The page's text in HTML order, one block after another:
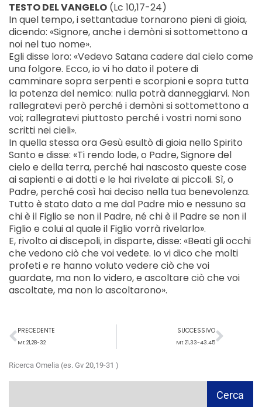
TESTO DEL VANGELO (Lc 10,17-24)
In quel tempo, i settantadue tornarono pieni di gioia,
dicendo: «Signore, anche i demòni si sottomettono a
noi nel tuo nome».
Egli disse loro: «Vedevo Satana cadere dal cielo come
una folgore. Ecco, io vi ho dato il potere di
camminare sopra serpenti e scorpioni e sopra tutta
la potenza del nemico: nulla potrà danneggiarvi. Non
rallegratevi però perché i demòni si sottomettono a
voi; rallegratevi piuttosto perché i vostri nomi sono
scritti nei cieli».
In quella stessa ora Gesù esultò di gioia nello Spirito
Santo e disse: «Ti rendo lode, o Padre, Signore del
cielo e della terra, perché hai nascosto queste cose
ai sapienti e ai dotti e le hai rivelate ai piccoli. Sì, o
Padre, perché così hai deciso nella tua benevolenza.
Tutto è stato dato a me dal Padre mio e nessuno sa
chi è il Figlio se non il Padre, né chi è il Padre se non il
Figlio e colui al quale il Figlio vorrà rivelarlo».
E, rivolto ai discepoli, in disparte, disse: «Beati gli occhi
che vedono ciò che voi vedete. Io vi dico che molti
profeti e re hanno voluto vedere ciò che voi
guardate, ma non lo videro, e ascoltare ciò che voi
ascoltate, ma non lo ascoltarono».
Precedente
PRECEDENTE
Mt 21,28-32
SUCCESSIVO
Mt 21,33-43.45
Ricerca Omelia (es. Gv 20,19-31 )
Cerca